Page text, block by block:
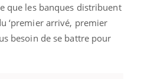
que les banques distribuent
‘premier arrivé, premier
besoin de se battre pour